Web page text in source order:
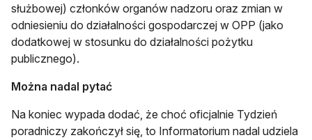
służbowej) członków organów nadzoru oraz zmian w
odniesieniu do działalności gospodarczej w OPP (jako
dodatkowej w stosunku do działalności pożytku
publicznego).
Można nadal pytać
Na koniec wypada dodać, że choć oficjalnie Tydzień
poradniczy zakończył się, to Informatorium nadal udziela